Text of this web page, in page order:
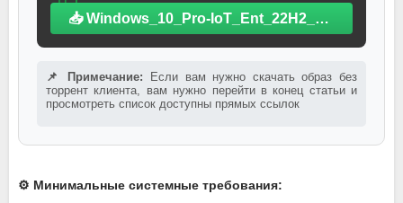
📥 Windows_10_Pro-IoT_Ent_22H2_19045.6691_x64_NoDef_2025.iso.torrent
📌 Примечание: Если вам нужно скачать образ без
торрент клиента, вам нужно перейти в конец статьи и
просмотреть список доступны прямых ссылок
⚙️ Минимальные системные требования: